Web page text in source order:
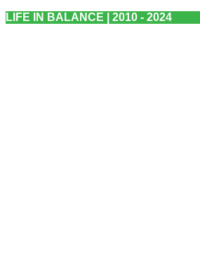
LIFE IN BALANCE | 2010 - 2024